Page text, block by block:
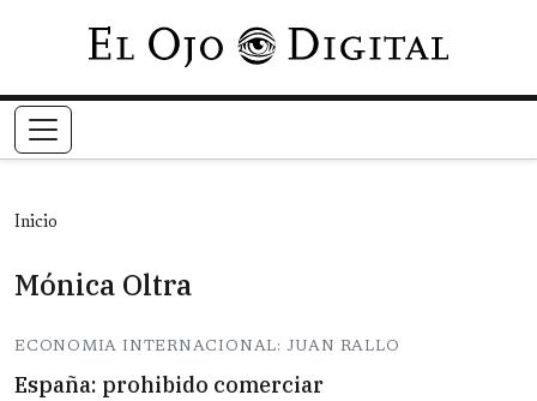
Pasar al contenido principal
Inicio
Mónica Oltra
ECONOMIA INTERNACIONAL: JUAN RALLO
España: prohibido comerciar